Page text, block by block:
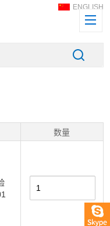
ENGLISH
数量